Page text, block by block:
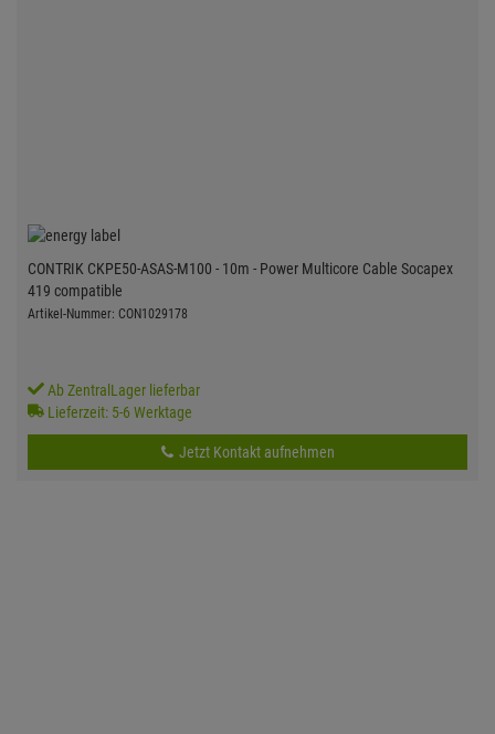
CONTRIK CKPE50-ASAS-M100 - 10m - Power Multicore Cable Socapex
419 compatible
Artikel-Nummer: CON1029178
Ab ZentralLager lieferbar
Lieferzeit: 5-6 Werktage
Jetzt Kontakt aufnehmen